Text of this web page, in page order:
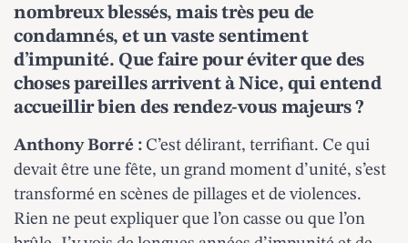
nombreux blessés, mais très peu de
condamnés, et un vaste sentiment
d’impunité. Que faire pour éviter que des
choses pareilles arrivent à Nice, qui entend
accueillir bien des rendez-vous majeurs ?
Anthony Borré : C’est délirant, terrifiant. Ce qui
devait être une fête, un grand moment d’unité, s’est
transformé en scènes de pillages et de violences.
Rien ne peut expliquer que l’on casse ou que l’on